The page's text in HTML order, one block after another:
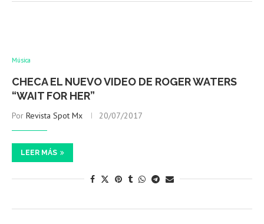
Música
CHECA EL NUEVO VIDEO DE ROGER WATERS
“WAIT FOR HER”
Por Revista Spot Mx 20/07/2017
LEER MÁS